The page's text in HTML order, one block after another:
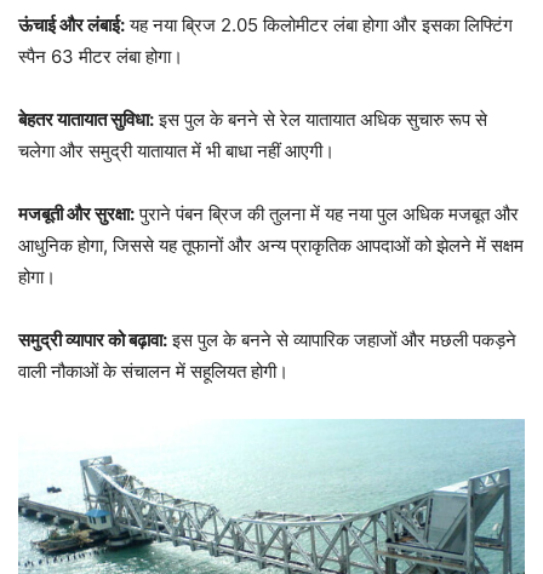
ऊंचाई और लंबाई:यह नया ब्रिज 2.05 किलोमीटर लंबा होगा और इसका लिफ्टिंग
स्पैन 63 मीटर लंबा होगा।
बेहतर यातायात सुविधा:इस पुल के बनने से रेल यातायात अधिक सुचारु रूप से
चलेगा और समुद्री यातायात में भी बाधा नहीं आएगी।
मजबूती और सुरक्षा:पुराने पंबन ब्रिज की तुलना में यह नया पुल अधिक मजबूत और
आधुनिक होगा, जिससे यह तूफानों और अन्य प्राकृतिक आपदाओं को झेलने में सक्षम
होगा।
समुद्री व्यापार को बढ़ावा:इस पुल के बनने से व्यापारिक जहाजों और मछली पकड़ने
वाली नौकाओं के संचालन में सहूलियत होगी।